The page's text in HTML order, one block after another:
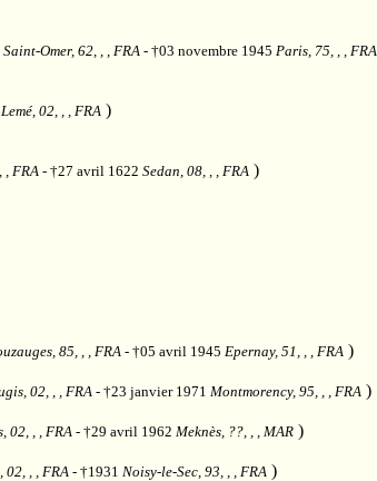
Saint-Omer, 62, , , FRA - †03 novembre 1945 Paris, 75, , , FRA
Lemé, 02, , , FRA )
, FRA - †27 avril 1622 Sedan, 08, , , FRA )
85, , , FRA - †05 avril 1945 Epernay, 51, , , FRA )
02, , , FRA - †23 janvier 1971 Montmorency, 95, , , FRA )
02, , , FRA - †29 avril 1962 Meknès, ??, , , MAR )
02, , , FRA - †1931 Noisy-le-Sec, 93, , , FRA )